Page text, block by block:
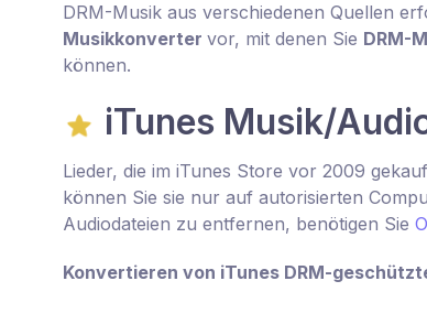
DRM-Musik aus verschiedenen Quellen
Musikkonverter vor, mit denen Sie DRM-
können.
iTunes Musik/
Lieder, die im iTunes Store vor 2009
können Sie sie nur auf autorisierten
Audiodateien zu entfernen, benötigen Sie
Konvertieren von iTunes DRM-